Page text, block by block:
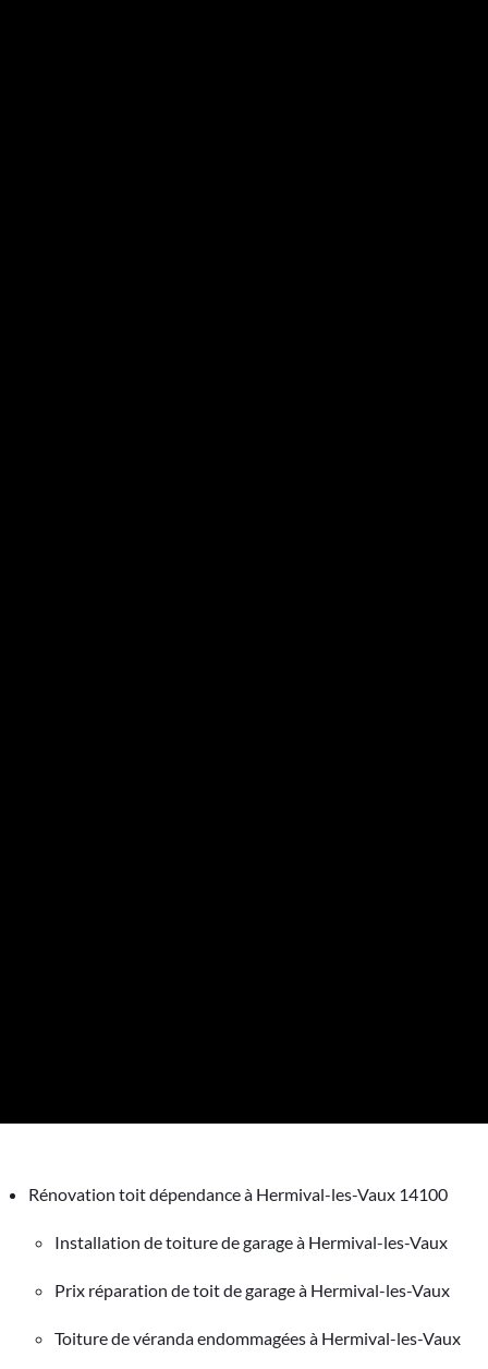
Rénovation toit dépendance à Hermival-les-Vaux 14100
Installation de toiture de garage à Hermival-les-Vaux
Prix réparation de toit de garage à Hermival-les-Vaux
Toiture de véranda endommagées à Hermival-les-Vaux